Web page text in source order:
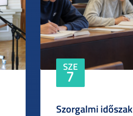
SZE
7
Szorgalmi időszak